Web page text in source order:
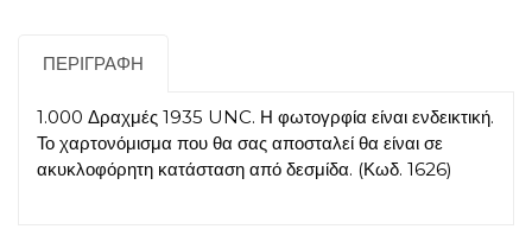
ΠΕΡΙΓΡΑΦΉ
1.000 Δραχμές 1935 UNC. Η φωτογρφία είναι ενδεικτική.
Το χαρτονόμισμα που θα σας αποσταλεί θα είναι σε
ακυκλοφόρητη κατάσταση από δεσμίδα. (Κωδ. 1626)